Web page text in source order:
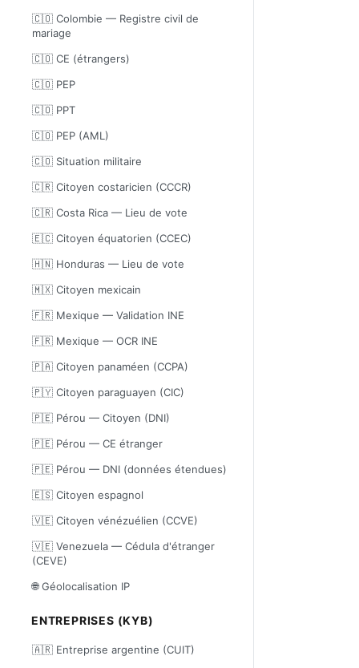
🇨🇴 Colombie — Registre civil de
mariage
🇨🇴 CE (étrangers)
🇨🇴 PEP
🇨🇴 PPT
🇨🇴 PEP (AML)
🇨🇴 Situation militaire
🇨🇷 Citoyen costaricien (CCCR)
🇨🇷 Costa Rica — Lieu de vote
🇪🇨 Citoyen équatorien (CCEC)
🇭🇳 Honduras — Lieu de vote
🇲🇽 Citoyen mexicain
🇫🇷 Mexique — Validation INE
🇫🇷 Mexique — OCR INE
🇵🇦 Citoyen panaméen (CCPA)
🇵🇾 Citoyen paraguayen (CIC)
🇵🇪 Pérou — Citoyen (DNI)
🇵🇪 Pérou — CE étranger
🇵🇪 Pérou — DNI (données étendues)
🇪🇸 Citoyen espagnol
🇻🇪 Citoyen vénézuélien (CCVE)
🇻🇪 Venezuela — Cédula d'étranger
(CEVE)
🌐 Géolocalisation IP
ENTREPRISES (KYB)
🇦🇷 Entreprise argentine (CUIT)